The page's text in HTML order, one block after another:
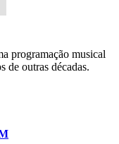
programação musical
de outras décadas.